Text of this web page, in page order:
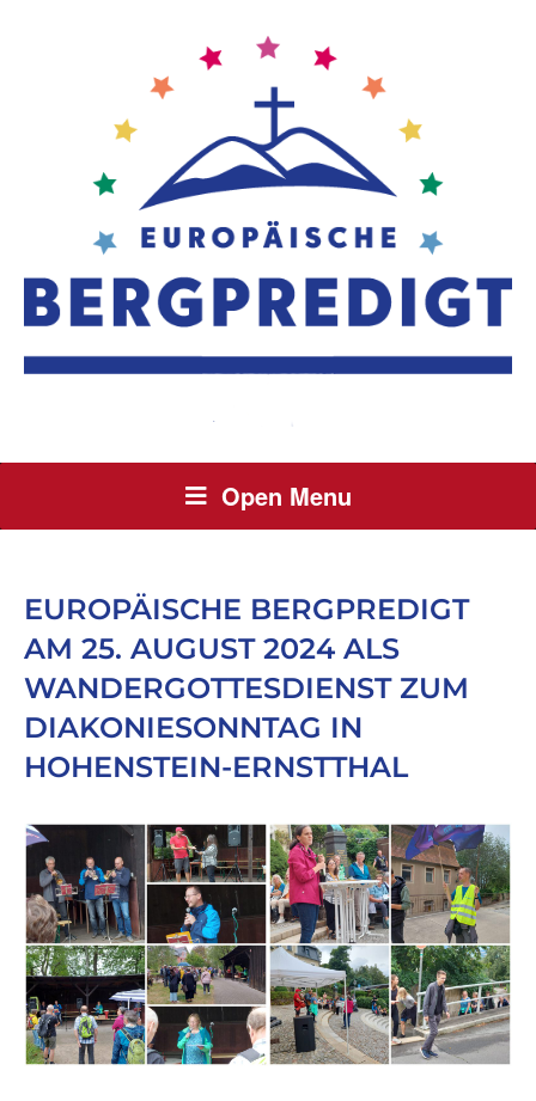
Open Menu
EUROPÄISCHE BERGPREDIGT
AM 25. AUGUST 2024 ALS
WANDERGOTTESDIENST ZUM
DIAKONIESONNTAG IN
HOHENSTEIN-ERNSTTHAL